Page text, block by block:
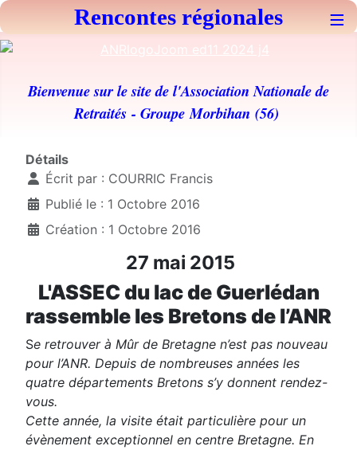
Bienvenue sur le site de l'Association Nationale de
Retraités - Groupe Morbihan (56)
Détails
Écrit par : COURRIC Francis
Publié le : 1 Octobre 2016
Création : 1 Octobre 2016
27 mai 2015
L'ASSEC du lac de Guerlédan
rassemble les Bretons de l’ANR
Se retrouver à Mûr de Bretagne n’est pas nouveau
pour l’ANR. Depuis de nombreuses années les
quatre départements Bretons s’y donnent rendez-
vous.
Cette année, la visite était particulière pour un
évènement exceptionnel en centre Bretagne. En
Rencontes régionales ≡